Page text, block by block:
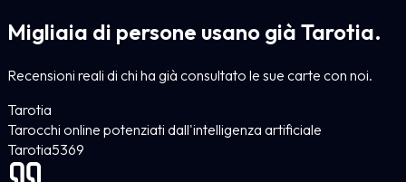
Migliaia di persone usano già Tarotia.
Recensioni reali di chi ha già consultato le sue carte con noi.
Tarotia
Tarocchi online potenziati dall'intelligenza artificiale
Tarotia5369